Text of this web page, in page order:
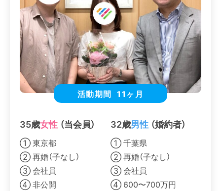
活動期間 11ヶ月
35歳女性 （当会員）
① 東京都
② 再婚（子なし）
③ 会社員
④ 非公開
32歳男性 （婚約者）
① 千葉県
② 再婚（子なし）
③ 会社員
④ 600〜700万円